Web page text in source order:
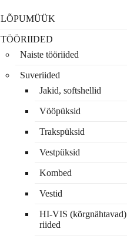
LÕPUMÜÜK
TÖÖRIIDED
Naiste tööriided
Suveriided
Jakid, softshellid
Vööpüksid
Trakspüksid
Vestpüksid
Kombed
Vestid
HI-VIS (kõrgnähtavad)
riided